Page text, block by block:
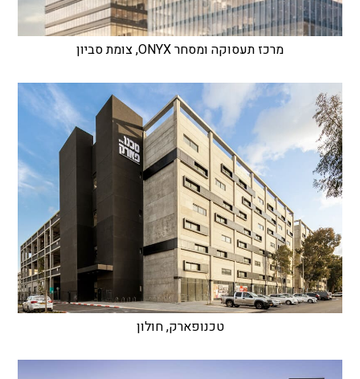
מרכז תעסוקה ומסחר ONYX, צומת סביון
טכנופארק, חולון